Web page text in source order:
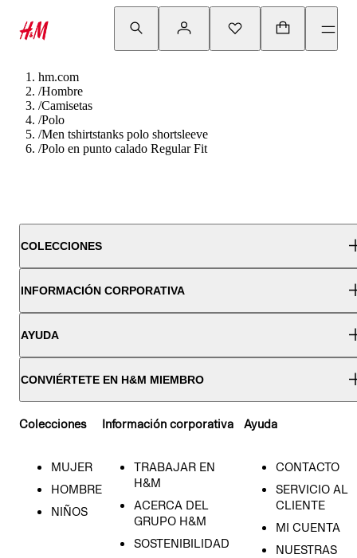
hm.com
/Hombre
/Camisetas
/Polo
/Men tshirtstanks polo shortsleeve
/Polo en punto calado Regular Fit
COLECCIONES
INFORMACIÓN CORPORATIVA
AYUDA
CONVIÉRTETE EN H&M MIEMBRO
Colecciones
MUJER
HOMBRE
NIÑOS
Información corporativa
TRABAJAR EN
H&M
ACERCA DEL
GRUPO H&M
SOSTENIBILIDAD
Ayuda
CONTACTO
SERVICIO AL
CLIENTE
MI CUENTA
NUESTRAS